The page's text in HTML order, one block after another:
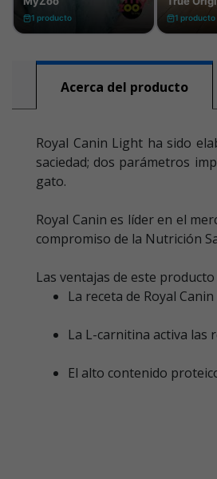
Acerca del producto
Royal Canin Light ha sido
saciedad; dos parámetros
gato.
Royal Canin es líder en el
compromiso de la Nutrición
Las ventajas de este producto
La receta de Royal
La L-carnitina activa las
El alto contenido